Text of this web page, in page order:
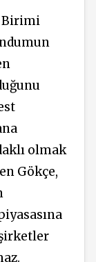
Birimi
olmak
Gökçe,
şirketler